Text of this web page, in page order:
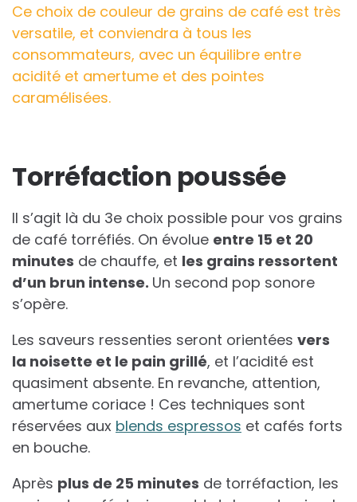
Ce choix de couleur de grains de café est très
versatile, et conviendra à tous les
consommateurs, avec un équilibre entre
acidité et amertume et des pointes
caramélisées.
Torréfaction poussée
Il s’agit là du 3e choix possible pour vos grains
de café torréfiés. On évolue entre 15 et 20
minutes de chauffe, et les grains ressortent
d’un brun intense. Un second pop sonore
s’opère.
Les saveurs ressenties seront orientées vers
la noisette et le pain grillé, et l’acidité est
quasiment absente. En revanche, attention,
amertume coriace ! Ces techniques sont
réservées aux blends espressos et cafés forts
en bouche.
Après plus de 25 minutes de torréfaction, les